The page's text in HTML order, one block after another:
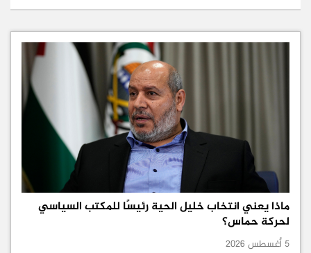
ماذا يعني انتخاب خليل الحية رئيسًا للمكتب السياسي
لحركة حماس؟
5 أغسطس 2026